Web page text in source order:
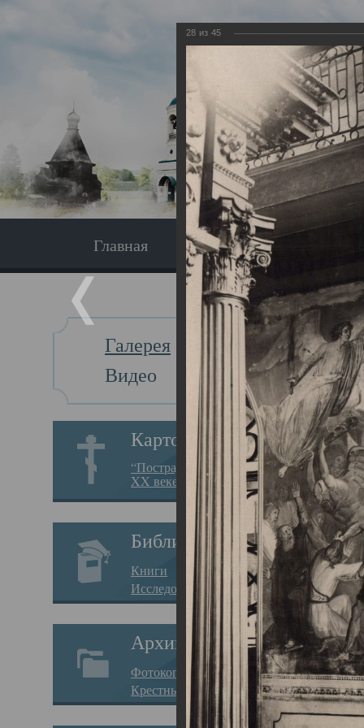
Главная Экскурсия
Галерея
Видео
Картотека
“Пострадавшие за веру в
XX веке на Севере”
Библиотека
Книги
Исследования
Архив
Фотокопии дел
Крестные ходы
Главная
28 из 45